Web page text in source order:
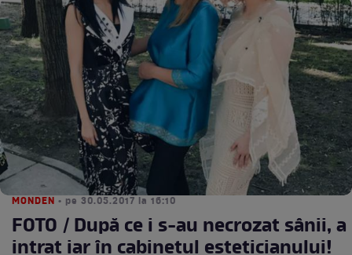
MONDEN • pe 30.05.2017 la 16:10
FOTO / După ce i s-au necrozat sânii, a
intrat iar în cabinetul esteticianului!